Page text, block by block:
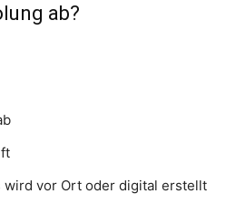
ab?
vor Ort oder digital erstellt